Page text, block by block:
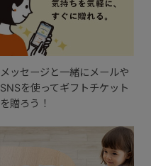
メッセージと一緒にメールや
SNSを使ってギフトチケット
を贈ろう！